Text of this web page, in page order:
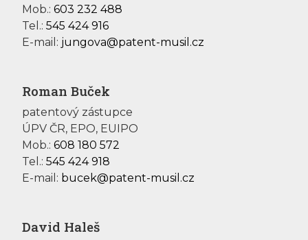
Mob.: 603 232 488
Tel.: 545 424 916
E-mail: jungova@patent-musil.cz
Roman Buček
patentový zástupce
ÚPV ČR, EPO, EUIPO
Mob.: 608 180 572
Tel.: 545 424 918
E-mail: bucek@patent-musil.cz
David Haleš